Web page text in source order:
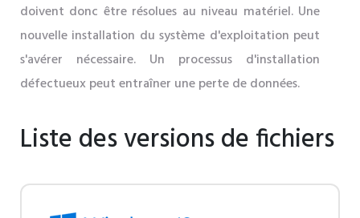
doivent donc être résolues au niveau matériel. Une
nouvelle installation du système d'exploitation peut
s'avérer nécessaire. Un processus d'installation
défectueux peut entraîner une perte de données.
Liste des versions de fichiers